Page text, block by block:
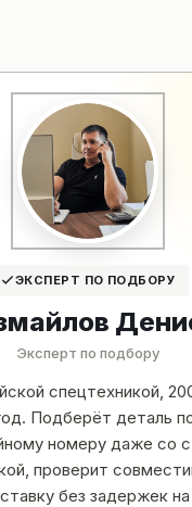
ЭКСПЕРТ ПО ПОДБОРУ
Эксперт по подбору
спецтехникой,
Подберёт деталь
номеру даже со
проверит
без задержек